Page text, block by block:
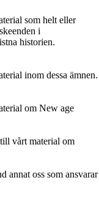
som helt eller
i
historien.
inom dessa ämnen.
om New age
vårt material om
annat oss som ansvarar